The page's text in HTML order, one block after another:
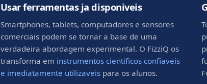
Usar ferramentas ja disponiveis
Smartphones, tablets, computadores e sensores
comerciais podem se tornar a base de uma
verdadeira abordagem experimental. O FizziQ os
transforma em instrumentos cientificos confiaveis
e imediatamente utilizaveispara os alunos.